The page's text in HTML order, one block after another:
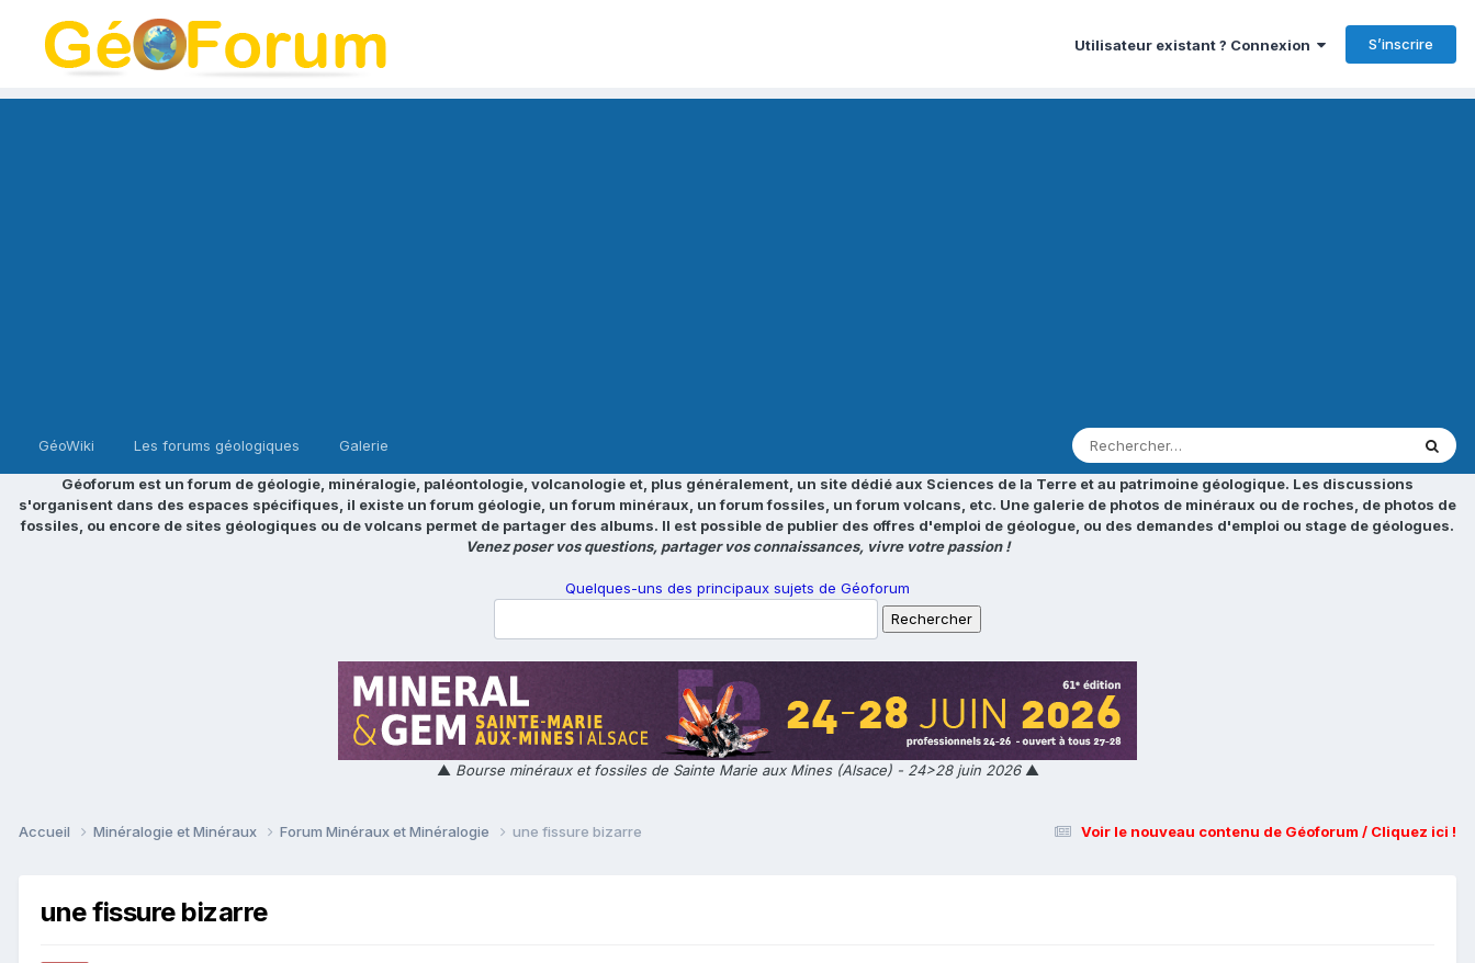
Utilisateur existant ? Connexion S’inscrire
GéoWiki Les forums géologiques Galerie
Géoforum est un forum de géologie, minéralogie, paléontologie, volcanologie et, plus généralement, un site dédié aux Sciences de la Terre et au patrimoine géologique. Les discussions
s'organisent dans des espaces spécifiques, il existe un forum géologie, un forum minéraux, un forum fossiles, un forum volcans, etc. Une galerie de photos de minéraux ou de roches, de photos de
fossiles, ou encore de sites géologiques ou de volcans permet de partager des albums. Il est possible de publier des offres d'emploi de géologue, ou des demandes d'emploi ou stage de géologues.
Venez poser vos questions, partager vos connaissances, vivre votre passion !
Quelques-uns des principaux sujets de Géoforum
▲ Bourse minéraux et fossiles de Sainte Marie aux Mines (Alsace) - 24>28 juin 2026▲
Voir le nouveau contenu de Géoforum / Cliquez ici !
Accueil Minéralogie et Minéraux Forum Minéraux et Minéralogie une fissure bizarre
une fissure bizarre